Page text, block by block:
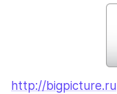
http://bigpicture.ru